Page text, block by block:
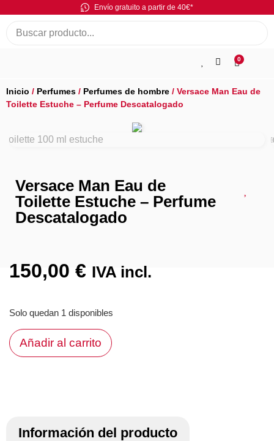
Envío gratuito a partir de 40€*
0
Inicio / Perfumes / Perfumes de hombre / Versace Man Eau de
Toilette Estuche – Perfume Descatalogado
Versace Man Eau de
Toilette Estuche – Perfume
Descatalogado
150,00 € IVA incl.
Solo quedan 1 disponibles
Añadir al carrito
Información del producto